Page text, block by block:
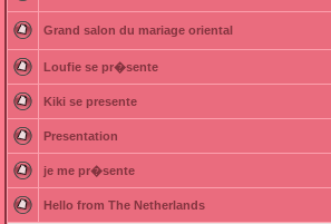
Grand salon du mariage oriental
Loufie se pr�sente
Kiki se presente
Presentation
je me pr�sente
Hello from The Netherlands